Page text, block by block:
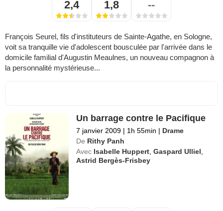
2,4 1,8 --
François Seurel, fils d'instituteurs de Sainte-Agathe, en Sologne,
voit sa tranquille vie d'adolescent bousculée par l'arrivée dans le
domicile familial d'Augustin Meaulnes, un nouveau compagnon à
la personnalité mystérieuse...
Un barrage contre le Pacifique
7 janvier 2009 | 1h 55min | Drame
De Rithy Panh
Avec Isabelle Huppert,Gaspard Ulliel,
Astrid Bergès-Frisbey